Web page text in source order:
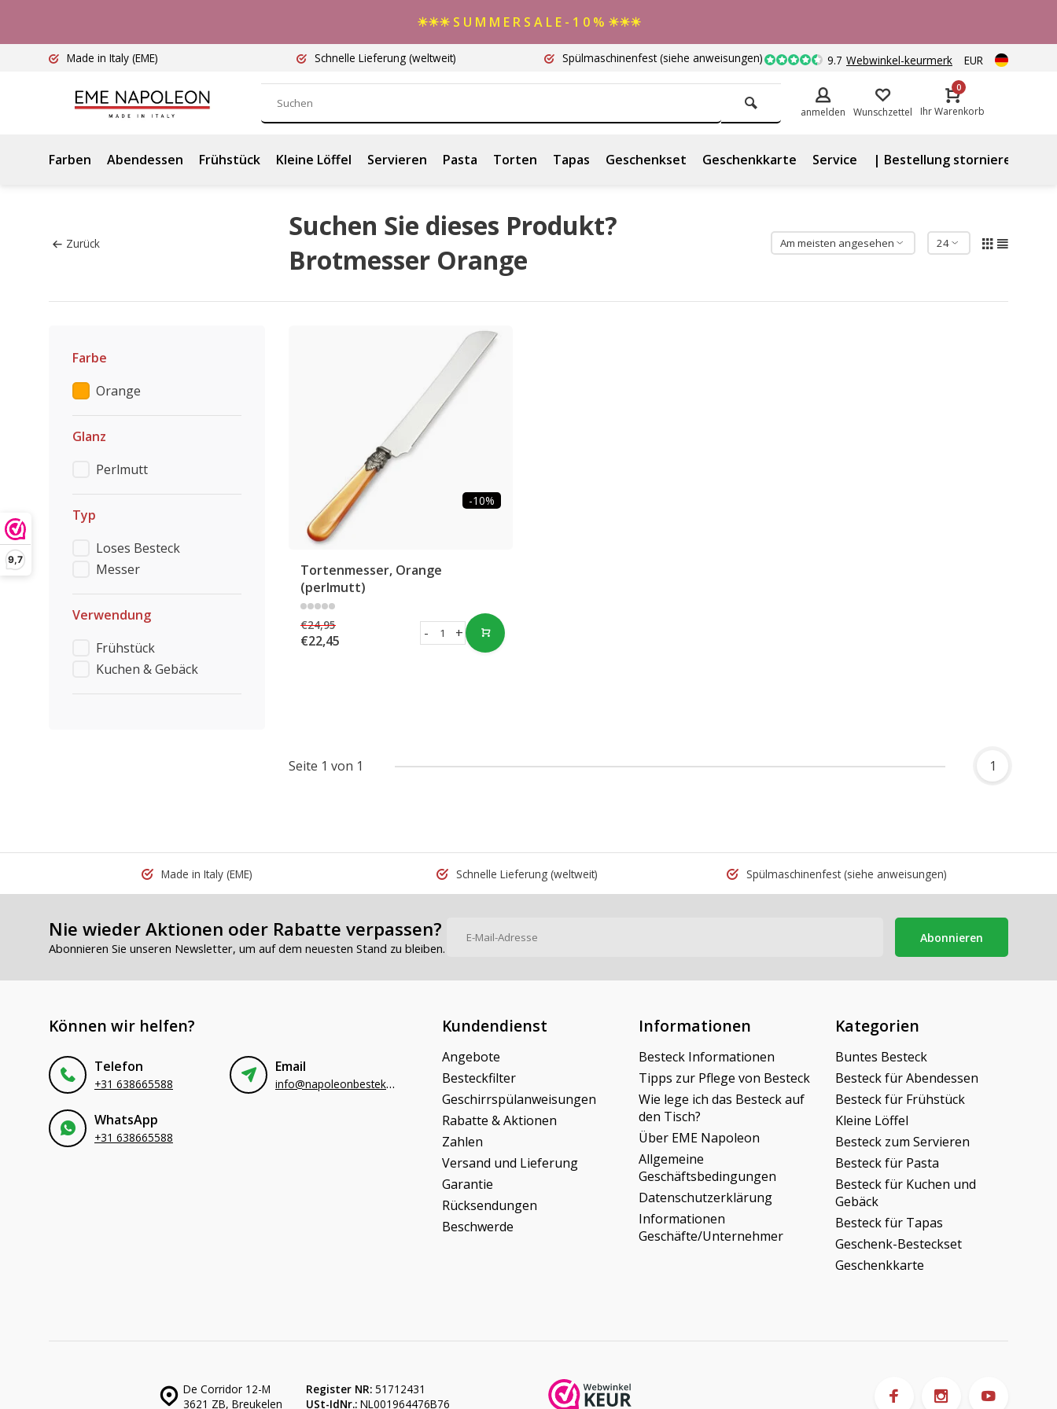
9,7
☀☀☀ S U M M E R S A L E - 1 0 % ☀☀☀
Made in Italy (EME) Schnelle Lieferung (weltweit) Spülmaschinenfest(siehe anweisungen) 9.7 Webwinkel-keurmerk EUR
anmelden Wunschzettel
0
Ihr Warenkorb
Farben Abendessen Frühstück Kleine Löffel Servieren Pasta Torten Tapas Geschenkset Geschenkkarte Service | Bestellung stornieren
Zurück
Suchen Sie dieses Produkt?
Brotmesser Orange
Farbe
Orange
Glanz
Perlmutt
Typ
Loses Besteck
Messer
Verwendung
Frühstück
Kuchen & Gebäck
-10%
Tortenmesser, Orange
(perlmutt)
€24,95
€22,45 +
-
Seite 1 von 1 1
Made in Italy (EME) Schnelle Lieferung (weltweit) Spülmaschinenfest(siehe anweisungen)
Nie wieder Aktionen oder Rabatte verpassen?
Abonnieren Sie unseren Newsletter, um auf dem neuesten Stand zu bleiben.
Abonnieren
Können wir helfen?
Telefon
+31 638665588
Email
info@napoleonbestek.nl
WhatsApp
+31 638665588
Kundendienst
Angebote
Besteckfilter
Geschirrspülanweisungen
Rabatte & Aktionen
Zahlen
Versand und Lieferung
Garantie
Rücksendungen
Beschwerde
Informationen
Besteck Informationen
Tipps zur Pflege von Besteck
Wie lege ich das Besteck auf
den Tisch?
Über EME Napoleon
Allgemeine
Geschäftsbedingungen
Datenschutzerklärung
Informationen
Geschäfte/Unternehmer
Kategorien
Buntes Besteck
Besteck für Abendessen
Besteck für Frühstück
Kleine Löffel
Besteck zum Servieren
Besteck für Pasta
Besteck für Kuchen und
Gebäck
Besteck für Tapas
Geschenk-Besteckset
Geschenkkarte
De Corridor 12-M
3621 ZB, Breukelen
Register NR: 51712431
USt-IdNr.: NL001964476B76